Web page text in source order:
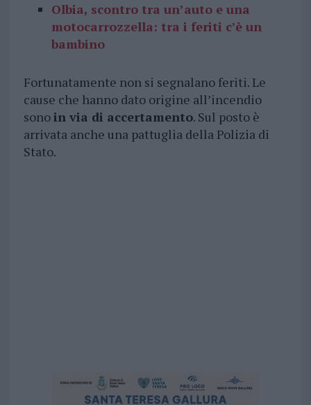
Olbia, scontro tra un’auto e una
motocarrozzella: tra i feriti c’è un
bambino
Fortunatamente non si segnalano feriti. Le
cause che hanno dato origine all’incendio
sonoin via di accertamento. Sul posto è
arrivata anche una pattuglia della Polizia di
Stato.